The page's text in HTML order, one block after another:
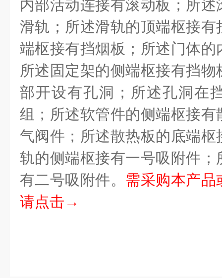
内部活动连接有滚动板；所
滑轨；所述滑轨的顶端枢接
端枢接有挡烟板；所述门体
所述固定架的侧端枢接有挡
部开设有孔洞；所述孔洞在
组；所述软管件的侧端枢接
气阀件；所述散热板的底端
轨的侧端枢接有一号吸附件
有二号吸附件。 需采购本产品
请点击→